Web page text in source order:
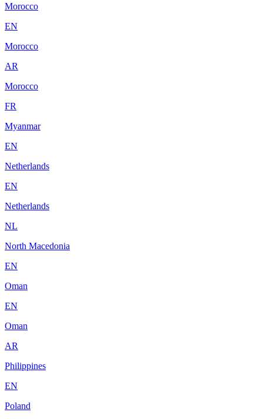
Morocco
EN
Morocco
AR
Morocco
FR
Myanmar
EN
Netherlands
EN
Netherlands
NL
North Macedonia
EN
Oman
EN
Oman
AR
Philippines
EN
Poland